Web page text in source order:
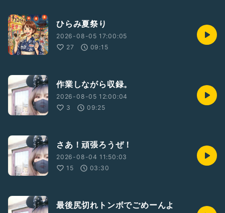
ひらみ夏祭り
2026-08-05 17:00:05
27
09:15
作業しながら収録。
2026-08-05 12:00:04
3
09:25
さあ！頑張ろうぜ！
2026-08-04 11:50:03
15
03:30
最後尻切れトンボでごめーんよ